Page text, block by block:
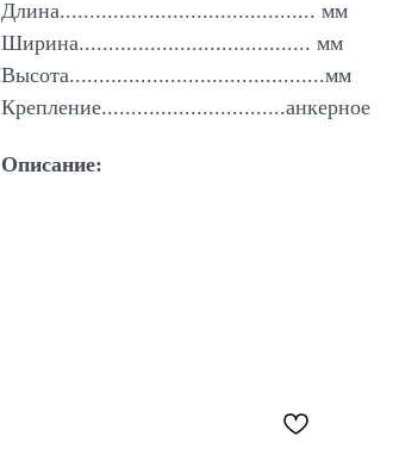
Длина........................................... мм
Ширина....................................... мм
Высота...........................................мм
Крепление...............................анкерное
Описание: